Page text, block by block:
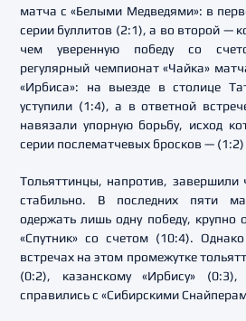
матча с «Белыми Медведями»: в
серии буллитов (2:1), а во второй —
чем уверенную победу со
регулярный чемпионат «Чайка»
«Ирбиса»: на выезде в столице
уступили (1:4), а в ответной
навязали упорную борьбу, исход
серии послематчевых бросков — (1:2)
Тольяттинцы, напротив,
стабильно. В последних пяти
одержать лишь одну победу, крупно
«Спутник» со счетом (10:4).
встречах на этом промежутке
(0:2), казанскому «Ирбису»
справились с «Сибирскими